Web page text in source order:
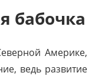
бабочка
Америке,
ведь развитие